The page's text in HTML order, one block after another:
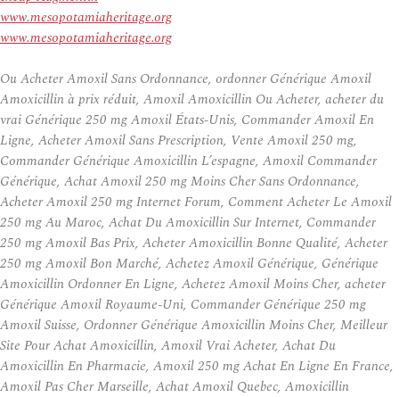
www.mesopotamiaheritage.org
www.mesopotamiaheritage.org
Ou Acheter Amoxil Sans Ordonnance, ordonner Générique Amoxil
Amoxicillin à prix réduit, Amoxil Amoxicillin Ou Acheter, acheter du
vrai Générique 250 mg Amoxil États-Unis, Commander Amoxil En
Ligne, Acheter Amoxil Sans Prescription, Vente Amoxil 250 mg,
Commander Générique Amoxicillin L’espagne, Amoxil Commander
Générique, Achat Amoxil 250 mg Moins Cher Sans Ordonnance,
Acheter Amoxil 250 mg Internet Forum, Comment Acheter Le Amoxil
250 mg Au Maroc, Achat Du Amoxicillin Sur Internet, Commander
250 mg Amoxil Bas Prix, Acheter Amoxicillin Bonne Qualité, Acheter
250 mg Amoxil Bon Marché, Achetez Amoxil Générique, Générique
Amoxicillin Ordonner En Ligne, Achetez Amoxil Moins Cher, acheter
Générique Amoxil Royaume-Uni, Commander Générique 250 mg
Amoxil Suisse, Ordonner Générique Amoxicillin Moins Cher, Meilleur
Site Pour Achat Amoxicillin, Amoxil Vrai Acheter, Achat Du
Amoxicillin En Pharmacie, Amoxil 250 mg Achat En Ligne En France,
Amoxil Pas Cher Marseille, Achat Amoxil Quebec, Amoxicillin